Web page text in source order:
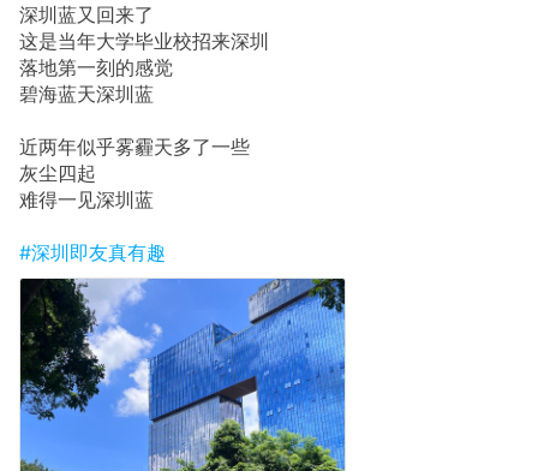
深圳蓝又回来了
这是当年大学毕业校招来深圳
落地第一刻的感觉
碧海蓝天深圳蓝
近两年似乎雾霾天多了一些
灰尘四起
难得一见深圳蓝
#深圳即友真有趣